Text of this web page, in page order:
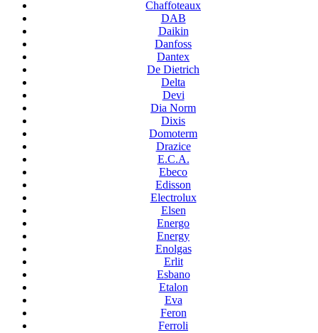
Chaffoteaux
DAB
Daikin
Danfoss
Dantex
De Dietrich
Delta
Devi
Dia Norm
Dixis
Domoterm
Drazice
E.C.A.
Ebeco
Edisson
Electrolux
Elsen
Energo
Energy
Enolgas
Erlit
Esbano
Etalon
Eva
Feron
Ferroli